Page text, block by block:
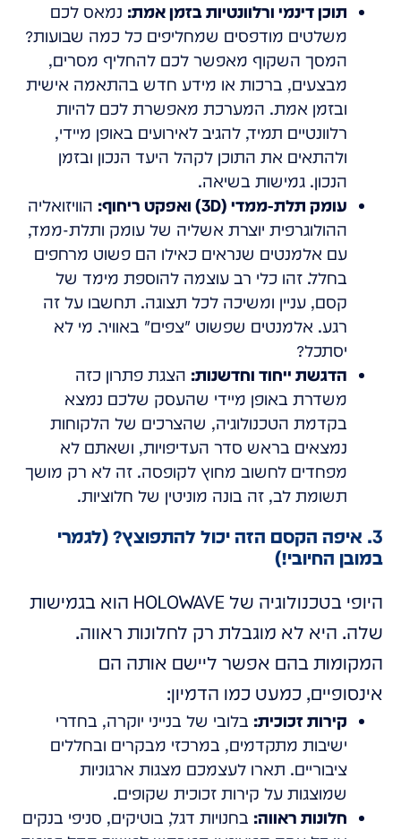
תוכן דינמי ורלוונטיות בזמן אמת: נמאס לכם
משלטים מודפסים שמחליפים כל כמה שבועות?
המסך השקוף מאפשר לכם להחליף מסרים,
מבצעים, ברכות או מידע חדש בהתאמה אישית
ובזמן אמת. המערכת מאפשרת לכם להיות
רלוונטיים תמיד, להגיב לאירועים באופן מיידי,
ולהתאים את התוכן לקהל היעד הנכון ובזמן
הנכון. גמישות בשיאה.
עומק תלת-ממדי (3D) ואפקט ריחוף:
הוויזואליה
ההולוגרפית יוצרת אשליה של עומק ותלת-ממד,
עם אלמנטים שנראים כאילו הם פשוט מרחפים
בחלל. זהו כלי רב עוצמה להוספת מימד של
קסם, עניין ומשיכה לכל תצוגה. תחשבו על זה
רגע. אלמנטים שפשוט "צפים" באוויר. מי לא
יסתכל?
הדגשת ייחוד וחדשנות: הצגת פתרון כזה
משדרת באופן מיידי שהעסק שלכם נמצא
בקדמת הטכנולוגיה, שהצרכים של הלקוחות
נמצאים בראש סדר העדיפויות, ושאתם לא
מפחדים לחשוב מחוץ לקופסה. זה לא רק מושך
תשומת לב, זה בונה מוניטין של חלוציות.
3. איפה הקסם הזה יכול להתפוצץ? (לגמרי
במובן החיובי!)
היופי בטכנולוגיה של HOLOWAVE הוא בגמישות
שלה. היא לא מוגבלת רק לחלונות ראווה.
המקומות בהם אפשר ליישם אותה הם
אינסופיים, כמעט כמו הדמיון:
קירות זכוכית: בלובי של בנייני יוקרה, בחדרי
ישיבות מתקדמים, במרכזי מבקרים ובחללים
ציבוריים. תארו לעצמכם מצגות ארגוניות
שמוצגות על קירות זכוכית שקופים.
חלונות ראווה: בחנויות דגל, בוטיקים, סניפי בנקים